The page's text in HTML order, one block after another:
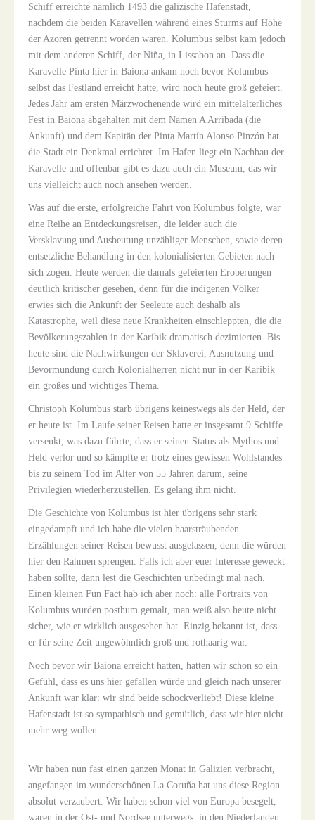
Schiff erreichte nämlich 1493 die galizische Hafenstadt,
nachdem die beiden Karavellen während eines Sturms auf Höhe
der Azoren getrennt worden waren. Kolumbus selbst kam jedoch
mit dem anderen Schiff, der Niña , in Lissabon an. Dass die
Karavelle Pinta hier in Baiona ankam noch bevor Kolumbus
selbst das Festland erreicht hatte, wird noch heute groß gefeiert.
Jedes Jahr am ersten Märzwochenende wird ein mittelalterliches
Fest in Baiona abgehalten mit dem Namen A Arribada (die
Ankunft) und dem Kapitän der Pinta Martín Alonso Pinzón hat
die Stadt ein Denkmal errichtet. Im Hafen liegt ein Nachbau der
Karavelle und offenbar gibt es dazu auch ein Museum, das wir
uns vielleicht auch noch ansehen werden.
Was auf die erste, erfolgreiche Fahrt von Kolumbus folgte, war
eine Reihe an Entdeckungsreisen, die leider auch die
Versklavung und Ausbeutung unzähliger Menschen, sowie deren
entsetzliche Behandlung in den kolonialisierten Gebieten nach
sich zogen. Heute werden die damals gefeierten Eroberungen
deutlich kritischer gesehen, denn für die indigenen Völker
erwies sich die Ankunft der Seeleute auch deshalb als
Katastrophe, weil diese neue Krankheiten einschleppten, die die
Bevölkerungszahlen in der Karibik dramatisch dezimierten. Bis
heute sind die Nachwirkungen der Sklaverei, Ausnutzung und
Bevormundung durch Kolonialherren nicht nur in der Karibik
ein großes und wichtiges Thema.
Christoph Kolumbus starb übrigens keineswegs als der Held, der
er heute ist. Im Laufe seiner Reisen hatte er insgesamt 9 Schiffe
versenkt, was dazu führte, dass er seinen Status als Mythos und
Held verlor und so kämpfte er trotz eines gewissen Wohlstandes
bis zu seinem Tod im Alter von 55 Jahren darum, seine
Privilegien wiederherzustellen. Es gelang ihm nicht.
Die Geschichte von Kolumbus ist hier übrigens sehr stark
eingedampft und ich habe die vielen haarsträubenden
Erzählungen seiner Reisen bewusst ausgelassen, denn die würden
hier den Rahmen sprengen. Falls ich aber euer Interesse geweckt
haben sollte, dann lest die Geschichten unbedingt mal nach.
Einen kleinen Fun Fact hab ich aber noch: alle Portraits von
Kolumbus wurden posthum gemalt, man weiß also heute nicht
sicher, wie er wirklich ausgesehen hat. Einzig bekannt ist, dass
er für seine Zeit ungewöhnlich groß und rothaarig war.
Noch bevor wir Baiona erreicht hatten, hatten wir schon so ein
Gefühl, dass es uns hier gefallen würde und gleich nach unserer
Ankunft war klar: wir sind beide schockverliebt! Diese kleine
Hafenstadt ist so sympathisch und gemütlich, dass wir hier nicht
mehr weg wollen.
Wir haben nun fast einen ganzen Monat in Galizien verbracht,
angefangen im wunderschönen La Coruña hat uns diese Region
absolut verzaubert. Wir haben schon viel von Europa besegelt,
waren in der Ost- und Nordsee unterwegs, in den Niederlanden,